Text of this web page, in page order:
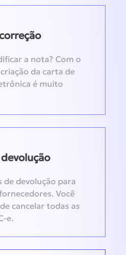
a nota? Com o
da carta de
é muito
de devolução para
Você
cancelar todas as
e.